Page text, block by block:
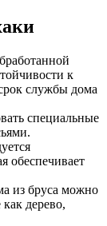
к
службы дома
специальные
обеспечивает
из бруса можно
дерево,